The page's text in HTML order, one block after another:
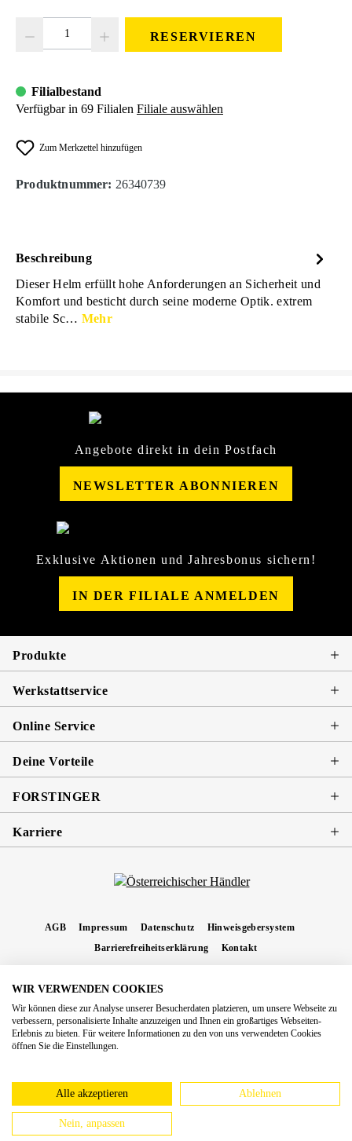
RESERVIEREN
Filialbestand
Verfügbar in 69 Filialen Filiale auswählen
Zum Merkzettel hinzufügen
Produktnummer: 26340739
Beschreibung
Dieser Helm erfüllt hohe Anforderungen an Sicherheit und
Komfort und besticht durch seine moderne Optik. extrem
stabile Sc… Mehr
Angebote direkt in dein Postfach
NEWSLETTER ABONNIEREN
Exklusive Aktionen und Jahresbonus sichern!
IN DER FILIALE ANMELDEN
Produkte
Werkstattservice
Online Service
Deine Vorteile
FORSTINGER
Karriere
AGB Impressum Datenschutz
Hinweisgebersystem
Barrierefreiheitserklärung
Kontakt
Nachnahmegebühren, wenn nicht anders angegeben.
Copyright 2026 Forstinger Österreich GmbH
Königstetter Straße 128 - 134/OG3, 3430 Tulln
europäschen Online-Streitbeilegungs-Plattform hinzuweisen: webgate.ec.europa.eu/odr
WIR VERWENDEN COOKIES
Wir können diese zur Analyse unserer Besucherdaten platzieren, um unsere Webseite zu
verbessern, personalisierte Inhalte anzuzeigen und Ihnen ein großartiges Webseiten-
Erlebnis zu bieten. Für weitere Informationen zu den von uns verwendeten Cookies
öffnen Sie die Einstellungen.
Alle akzeptieren Ablehnen
Nein, anpassen